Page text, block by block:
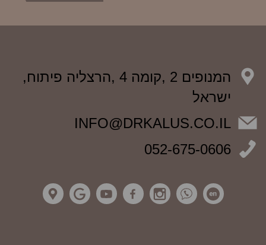
המנופים 2 ,קומה 4 ,הרצליה פיתוח,
ישראל
INFO@DRKALUS.CO.IL
052-675-0606